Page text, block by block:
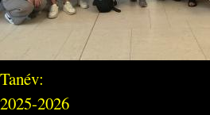
Tanév:
2025-2026